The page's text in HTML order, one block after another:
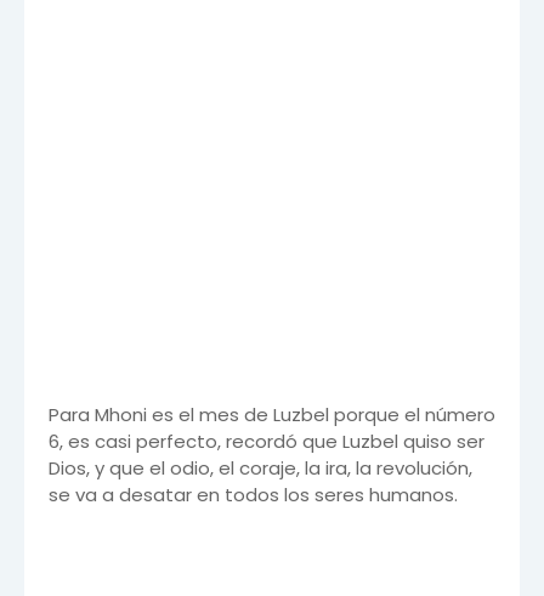
Para Mhoni es el mes de Luzbel porque el número
6, es casi perfecto, recordó que Luzbel quiso ser
Dios, y que el odio, el coraje, la ira, la revolución,
se va a desatar en todos los seres humanos.